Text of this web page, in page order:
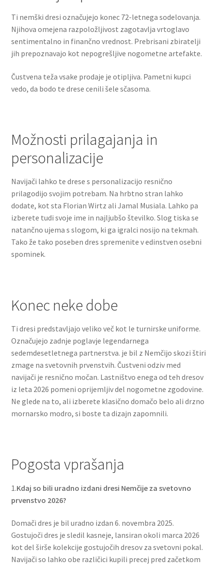
Ti nemški dresi označujejo konec 72-letnega sodelovanja.
Njihova omejena razpoložljivost zagotavlja vrtoglavo
sentimentalno in finančno vrednost. Prebrisani zbiratelji
jih prepoznavajo kot nepogrešljive nogometne artefakte.
Čustvena teža vsake prodaje je otipljiva. Pametni kupci
vedo, da bodo te drese cenili šele sčasoma.
Možnosti prilagajanja in
personalizacije
Navijači lahko te drese s personalizacijo resnično
prilagodijo svojim potrebam. Na hrbtno stran lahko
dodate, kot sta Florian Wirtz ali Jamal Musiala. Lahko pa
izberete tudi svoje ime in najljubšo številko. Slog tiska se
natančno ujema s slogom, ki ga igralci nosijo na tekmah.
Tako že tako poseben dres spremenite v edinstven osebni
spominek.
Konec neke dobe
Ti dresi predstavljajo veliko več kot le turnirske uniforme.
Označujejo zadnje poglavje legendarnega
sedemdesetletnega partnerstva. je bil z Nemčijo skozi štiri
zmage na svetovnih prvenstvih. Čustveni odziv med
navijači je resnično močan. Lastništvo enega od teh dresov
iz leta 2026 pomeni oprijemljiv del nogometne zgodovine.
Ne glede na to, ali izberete klasično domačo belo ali drzno
mornarsko modro, si boste ta dizajn zapomnili.
Pogosta vprašanja
1.Kdaj so bili uradno izdani dresi Nemčije za svetovno
prvenstvo 2026?
Domači dres je bil uradno izdan 6. novembra 2025.
Gostujoči dres je sledil kasneje, lansiran okoli marca 2026
kot del širše kolekcije gostujočih dresov za svetovni pokal.
Navijači so lahko obe različici kupili precej pred začetkom